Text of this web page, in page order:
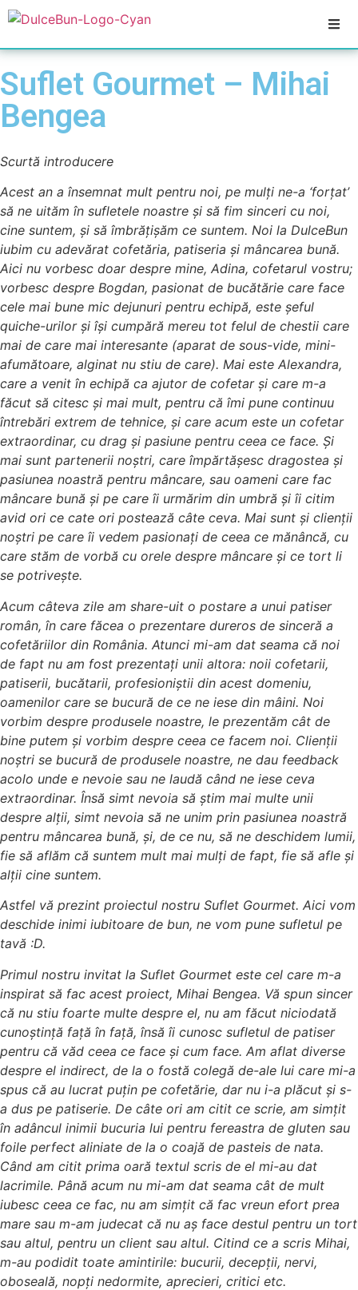
Suflet Gourmet – Mihai
Bengea
Scurtă introducere
Acest an a însemnat mult pentru noi, pe mulți ne-a ‘forțat’
să ne uităm în sufletele noastre și să fim sinceri cu noi,
cine suntem, și să îmbrățișăm ce suntem. Noi la DulceBun
iubim cu adevărat cofetăria, patiseria și mâncarea bună.
Aici nu vorbesc doar despre mine, Adina, cofetarul vostru;
vorbesc despre Bogdan, pasionat de bucătărie care face
cele mai bune mic dejunuri pentru echipă, este șeful
quiche-urilor și își cumpără mereu tot felul de chestii care
mai de care mai interesante (aparat de sous-vide, mini-
afumătoare, alginat nu stiu de care). Mai este Alexandra,
care a venit în echipă ca ajutor de cofetar și care m-a
făcut să citesc și mai mult, pentru că îmi pune continuu
întrebări extrem de tehnice, și care acum este un cofetar
extraordinar, cu drag și pasiune pentru ceea ce face. Și
mai sunt partenerii noștri, care împărtăşesc dragostea și
pasiunea noastră pentru mâncare, sau oameni care fac
mâncare bună și pe care îi urmărim din umbră și îi citim
avid ori ce cate ori postează câte ceva. Mai sunt și clienții
noștri pe care îi vedem pasionați de ceea ce mănâncă, cu
care stăm de vorbă cu orele despre mâncare și ce tort li
se potrivește.
Acum câteva zile am share-uit o postare a unui patiser
român, în care făcea o prezentare dureros de sinceră a
cofetăriilor din România. Atunci mi-am dat seama că noi
de fapt nu am fost prezentați unii altora: noii cofetarii,
patiserii, bucătarii, profesioniștii din acest domeniu,
oamenilor care se bucură de ce ne iese din mâini. Noi
vorbim despre produsele noastre, le prezentăm cât de
bine putem și vorbim despre ceea ce facem noi. Clienții
noștri se bucură de produsele noastre, ne dau feedback
acolo unde e nevoie sau ne laudă când ne iese ceva
extraordinar. Însă simt nevoia să știm mai multe unii
despre alții, simt nevoia să ne unim prin pasiunea noastră
pentru mâncarea bună, și, de ce nu, să ne deschidem lumii,
fie să aflăm că suntem mult mai mulți de fapt, fie să afle și
alții cine suntem.
Astfel vă prezint proiectul nostru Suflet Gourmet. Aici vom
deschide inimi iubitoare de bun, ne vom pune sufletul pe
tavă :D.
Primul nostru invitat la Suflet Gourmet este cel care m-a
inspirat să fac acest proiect, Mihai Bengea. Vă spun sincer
că nu stiu foarte multe despre el, nu am făcut niciodată
cunoștință față în față, însă îi cunosc sufletul de patiser
pentru că văd ceea ce face și cum face. Am aflat diverse
despre el indirect, de la o fostă colegă de-ale lui care mi-a
spus că au lucrat puțin pe cofetărie, dar nu i-a plăcut și s-
a dus pe patiserie. De câte ori am citit ce scrie, am simțit
în adâncul inimii bucuria lui pentru fereastra de gluten sau
foile perfect aliniate de la o coajă de pasteis de nata.
Când am citit prima oară textul scris de el mi-au dat
lacrimile. Până acum nu mi-am dat seama cât de mult
iubesc ceea ce fac, nu am simțit că fac vreun efort prea
mare sau m-am judecat că nu aș face destul pentru un tort
sau altul, pentru un client sau altul. Citind ce a scris Mihai,
m-au podidit toate amintirile: bucurii, decepții, nervi,
oboseală, nopți nedormite, aprecieri, critici etc.